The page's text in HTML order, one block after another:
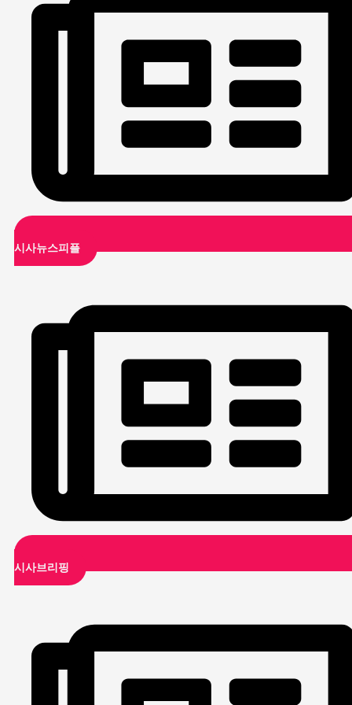
시사뉴스피플
시사브리핑